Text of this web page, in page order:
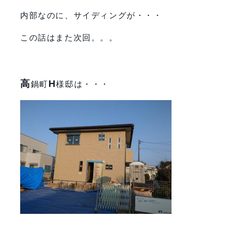
内部なのに、サイディングが・・・
この話はまた次回。。。
高鍋町H様邸は・・・